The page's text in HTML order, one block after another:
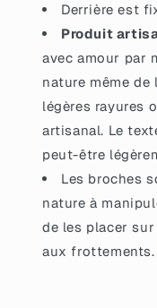
Derrière est
Produit
avec amour par
nature même
légères rayures
artisanal. Le
peut-être
Les broches
nature à
de les placer
aux frottements.